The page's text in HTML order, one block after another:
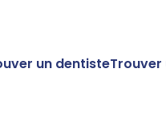
un dentiste